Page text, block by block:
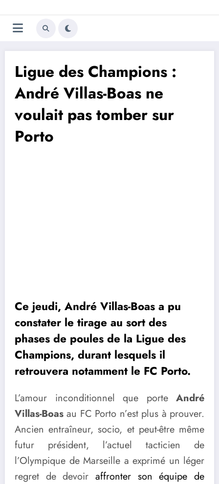
au
contenu
Trivela
L'actualité du football
Ligue des Champions :
André Villas-Boas ne
voulait pas tomber sur
Porto
Ce jeudi, André Villas-Boas a pu
constater le tirage au sort des
phases de poules de la Ligue des
Champions, durant lesquels il
retrouvera notamment le FC Porto.
L’amour inconditionnel que porte André
Villas-Boas au FC Porto n’est plus à prouver.
Ancien entraîneur, socio, et peut-être même
futur président, l’actuel tacticien de
l’Olympique de Marseille a exprimé un léger
regret de devoir affronter son équipe de